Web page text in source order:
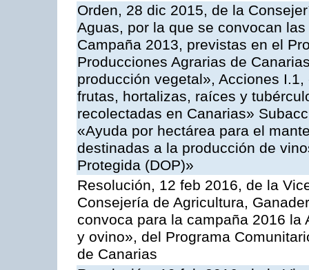
Orden, 28 dic 2015, de la
Aguas, por la que se convocan
Campaña 2013, previstas en el
Producciones Agrarias de
producción vegetal», Acciones
frutas, hortalizas, raíces y
recolectadas en Canarias»
«Ayuda por hectárea para el
destinadas a la producción de
Protegida (DOP)»
Resolución, 12 feb 2016, de la
Consejería de Agricultura,
convoca para la campaña 2016
y ovino», del Programa
de Canarias